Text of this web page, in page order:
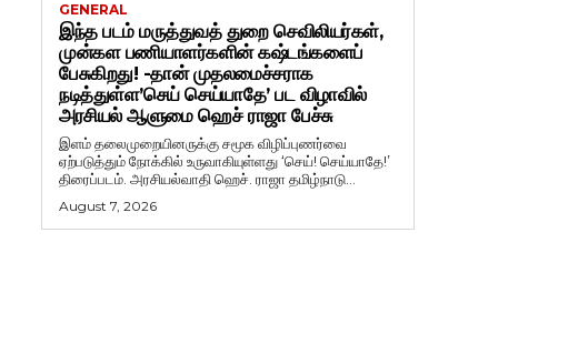
GENERAL
இந்த படம் மருத்துவத் துறை செவிலியர்கள்,
முன்கள பணியாளர்களின் கஷ்டங்களைப்
பேசுகிறது! -தான் முதலமைச்சராக
நடித்துள்ள’செய் செய்யாதே’ பட விழாவில்
அரசியல் ஆளுமை ஹெச் ராஜா பேச்சு
இளம் தலைமுறையினருக்கு சமூக விழிப்புணர்வை
ஏற்படுத்தும் நோக்கில் உருவாகியுள்ளது ‘செய்! செய்யாதே!’
திரைப்படம். அரசியல்வாதி ஹெச். ராஜா தமிழ்நாடு...
August 7, 2026